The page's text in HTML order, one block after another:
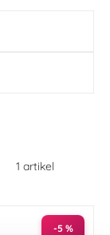
1 artikel
-5 %